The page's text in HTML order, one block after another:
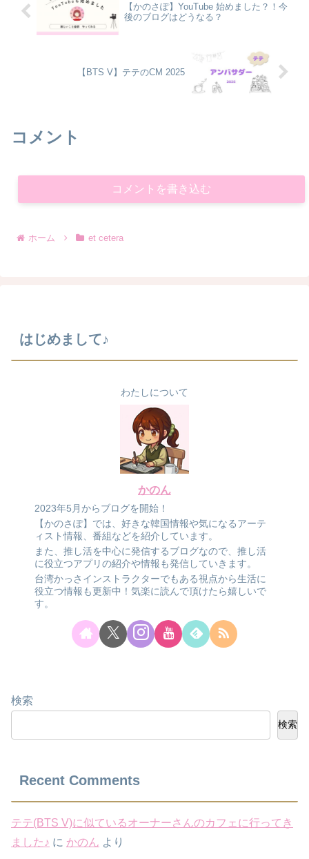
【かのさぽ】YouTube 始めました？！今
後のブログはどうなる？
【BTS V】テテのCM 2025
コメント
コメントを書き込む
ホーム et cetera
はじめまして♪
わたしについて
かのん
2023年5月からブログを開始！
【かのさぽ】では、好きな韓国情報や気になるアーテ
ィスト情報、番組などを紹介しています。
また、推し活を中心に発信するブログなので、推し活
に役立つアプリの紹介や情報も発信していきます。
台湾かっさインストラクターでもある視点から生活に
役立つ情報も更新中！気楽に読んで頂けたら嬉しいで
す。
検索
検索
Recent Comments
テテ(BTS V)に似ているオーナーさんのカフェに行ってき
ました♪ に かのん より